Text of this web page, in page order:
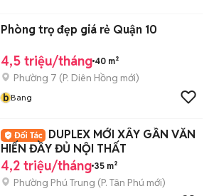
Phòng trọ đẹp giá rẻ Quận 10
4,5 triệu/tháng 40 m²
Phường 7 (P. Diên Hồng mới)
bBang
DUPLEX MỚI XÂY GẦN VĂN
HIẾN ĐẦY ĐỦ NỘI THẤT
4,2 triệu/tháng 35 m²
Phường Phú Trung (P. Tân Phú mới)